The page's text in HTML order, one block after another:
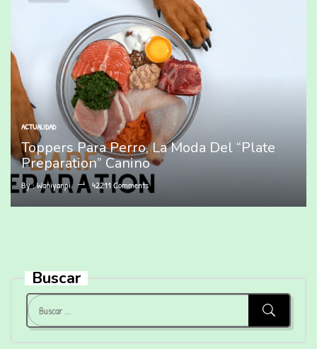
Buscar
ACTUALIDAD
Toppers Para Perro, La Moda Del “Plate
Preparation” Canino
By :Waniyanpi 42211 Comments